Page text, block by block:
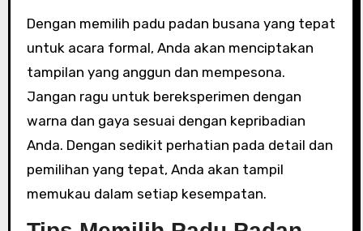
Dengan memilih padu padan busana yang tepat
untuk acara formal, Anda akan menciptakan
tampilan yang anggun dan mempesona.
Jangan ragu untuk bereksperimen dengan
warna dan gaya sesuai dengan kepribadian
Anda. Dengan sedikit perhatian pada detail dan
pemilihan yang tepat, Anda akan tampil
memukau dalam setiap kesempatan.